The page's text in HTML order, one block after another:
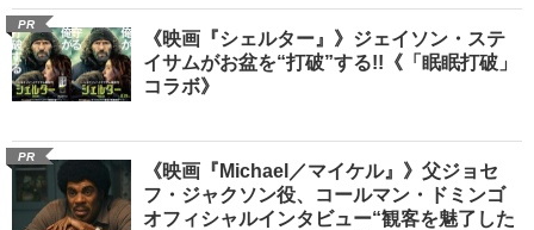
PR
《映画『シェルター』》ジェイソン・ステ
イサムがお盆を“打破”する!!《「眠眠打破」
コラボ》
PR
《映画『Michael／マイケル』》父ジョセ
フ・ジャクソン役、コールマン・ドミンゴ
オフィシャルインタビュー“観客を魅了した